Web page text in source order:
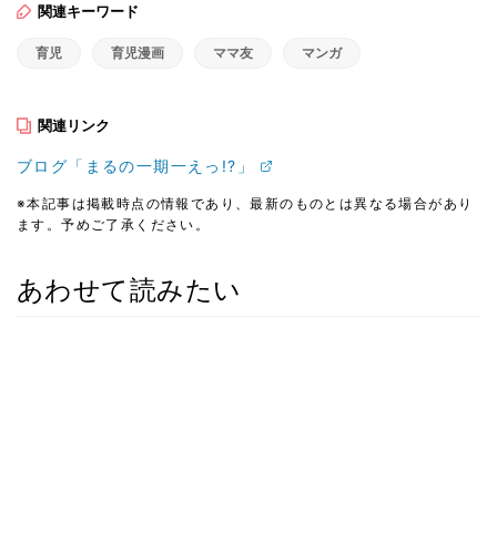
関連キーワード
育児 育児漫画 ママ友 マンガ
関連リンク
ブログ「まるの一期一えっ!?」
※本記事は掲載時点の情報であり、最新のものとは異なる場合があり
ます。予めご了承ください。
あわせて読みたい